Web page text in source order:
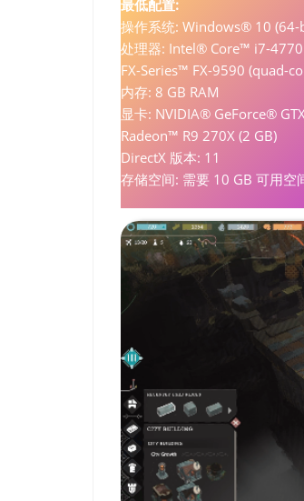
最低配置:
操作系统: Windows® 10 (64-
处理器: Intel® Core™ i7-
FX-Series™ FX-9590 (quad-
内存: 8 GB RAM
显卡: NVIDIA® GeForce®
Radeon™ R9 270X (2 GB)
DirectX 版本: 11
存储空间: 需要 10 GB 可用空